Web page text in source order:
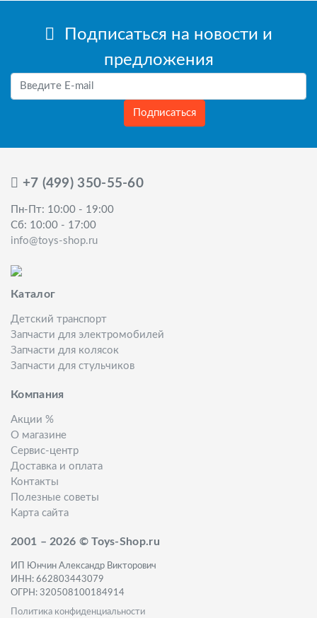
Подписаться на новости и
предложения
Подписаться
+7 (499) 350-55-60
Пн-Пт: 10:00 - 19:00
Сб: 10:00 - 17:00
info@toys-shop.ru
Каталог
Детский транспорт
Запчасти для электромобилей
Запчасти для колясок
Запчасти для стульчиков
Компания
Акции %
О магазине
Сервис-центр
Доставка и оплата
Контакты
Полезные советы
Карта сайта
2001 – 2026 © Toys-Shop.ru
ИП Юнчин Александр Викторович
ИНН: 662803443079
ОГРН: 320508100184914
Политика конфиденциальности